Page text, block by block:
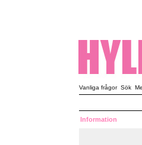
Vanliga frågor Sök
Information